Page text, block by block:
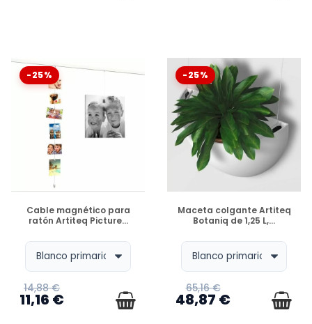
-25%
DISPONIBLE
Cable magnético para
ratón Artiteq Picture...
14,88 €
11,16 €
-25%
DISPONIBLE
Maceta colgante Artiteq
Botaniq de 1,25 L,...
65,16 €
48,87 €